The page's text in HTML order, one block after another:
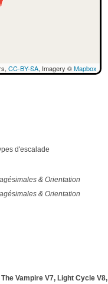
CC-BY-SA, Imagery ©Mapbox
d'escalade
& Orientation
& Orientation
Vampire V7, Light Cycle V8,